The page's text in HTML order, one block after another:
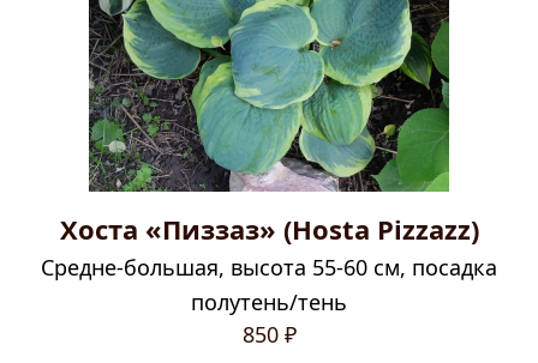
Хоста «Пиззаз» (Hosta Pizzazz)
Средне-большая, высота 55-60 см, посадка
полутень/тень
850 ₽